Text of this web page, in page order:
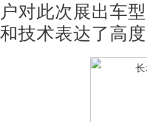
户对此次展出车
和技术表达了高度